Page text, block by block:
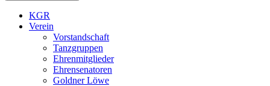
KGR
Verein
Vorstandschaft
Tanzgruppen
Ehrenmitglieder
Ehrensenatoren
Goldner Löwe